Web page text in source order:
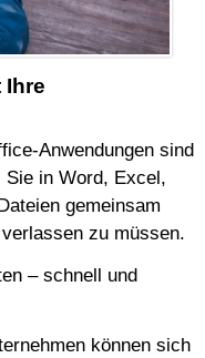
Ihre
Anwendungen sind
in Word, Excel,
gemeinsam
zu müssen.
– schnell und
können sich